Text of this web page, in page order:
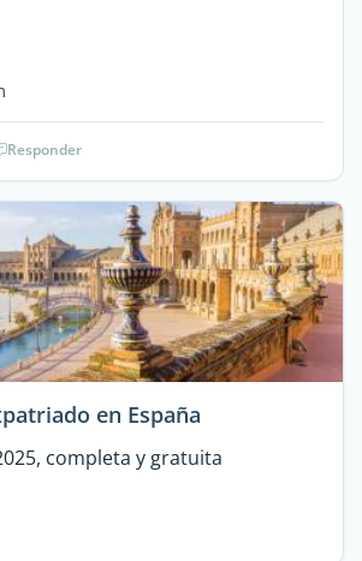
Responder
en España
completa y gratuita